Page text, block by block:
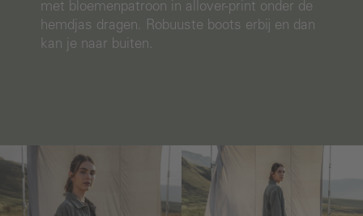
met bloemenpatroon in allover-print onder de
hemdjas dragen. Robuuste boots erbij en dan
kan je naar buiten.